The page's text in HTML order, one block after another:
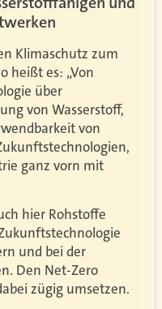
Klimaschutz zum
heißt es: „Von
über
von Wasserstoff,
von
ganz vorn mit
hier Rohstoffe
und bei der
Den Net-Zero
zügig umsetzen.